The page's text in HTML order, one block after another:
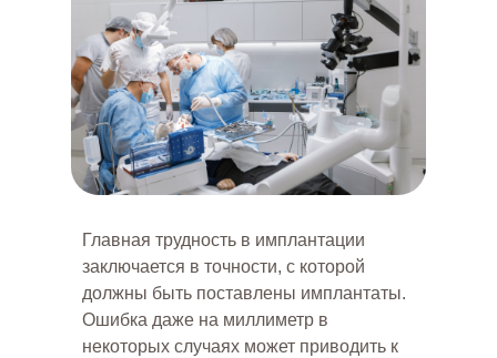
Главная трудность в имплантации
заключается в точности, с которой
должны быть поставлены имплантаты.
Ошибка даже на миллиметр в
некоторых случаях может приводить к
ПОСЛЕ
Пациент нуждается в зубных
протезах для восстановления
утраченных зубов и
восстановления функциональности
Восстановили утраченные
зубы и функциональность
рта.
ПРОБЛЕМА ПАЦИЕНТА
РЕШЕНИЕ ПРОБЛЕМЫ